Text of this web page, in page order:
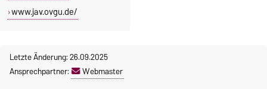
www.jav.ovgu.de/
Letzte Änderung: 26.09.2025
Ansprechpartner:
Webmaster